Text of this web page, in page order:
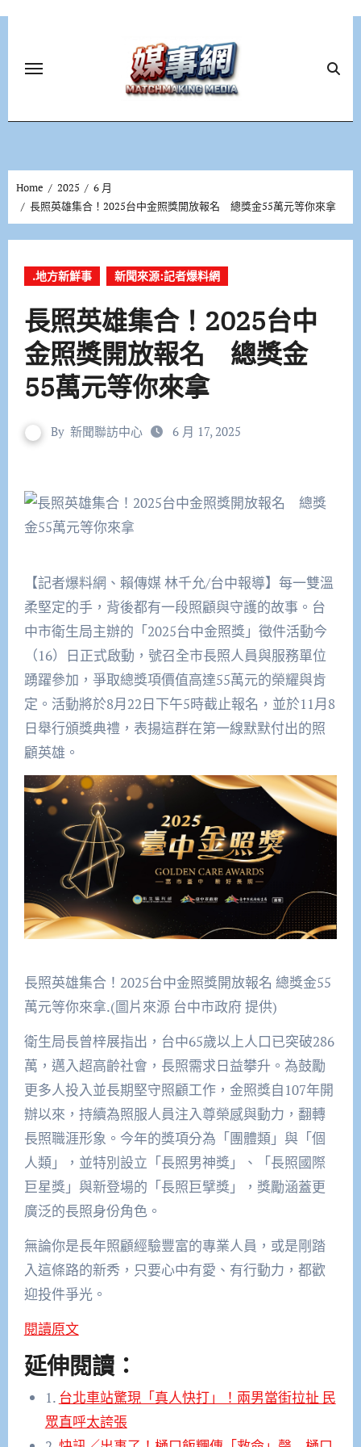
Home 2025
6 月
長照英雄集合！2025台中金照獎開放報名 總獎金55萬元等你來拿
.地方新鮮事 新聞來源:記者爆料網
長照英雄集合！2025台中
金照獎開放報名 總獎金
55萬元等你來拿
By 新聞聯訪中心 6 月 17, 2025
【記者爆料網、賴傳媒 林千允/台中報導】每一雙溫
柔堅定的手，背後都有一段照顧與守護的故事。台
中市衛生局主辦的「2025台中金照獎」徵件活動今
（16）日正式啟動，號召全市長照人員與服務單位
踴躍參加，爭取總獎項價值高達55萬元的榮耀與肯
定。活動將於8月22日下午5時截止報名，並於11月8
日舉行頒獎典禮，表揚這群在第一線默默付出的照
顧英雄。
長照英雄集合！2025台中金照獎開放報名 總獎金55
萬元等你來拿.(圖片來源 台中市政府 提供)
衛生局長曾梓展指出，台中65歲以上人口已突破286
萬，邁入超高齡社會，長照需求日益攀升。為鼓勵
更多人投入並長期堅守照顧工作，金照獎自107年開
辦以來，持續為照服人員注入尊榮感與動力，翻轉
長照職涯形象。今年的獎項分為「團體類」與「個
人類」，並特別設立「長照男神獎」、「長照國際
巨星獎」與新登場的「長照巨擘獎」，獎勵涵蓋更
廣泛的長照身份角色。
無論你是長年照顧經驗豐富的專業人員，或是剛踏
入這條路的新秀，只要心中有愛、有行動力，都歡
迎投件爭光。
閱讀原文
延伸閱讀：
1. 台北車站驚現「真人快打」！兩男當街拉扯 民
眾直呼太誇張